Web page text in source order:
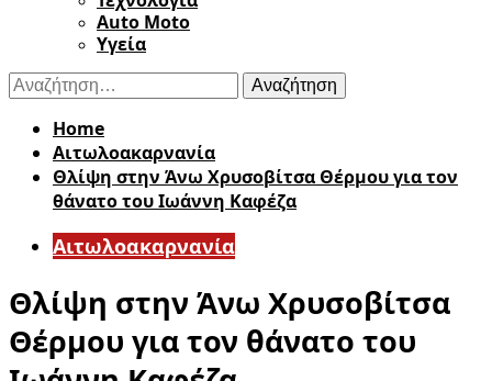
Auto Moto
Υγεία
Αναζήτηση
για:
Home
Αιτωλοακαρνανία
Θλίψη στην Άνω Χρυσοβίτσα Θέρμου για τον
θάνατο του Ιωάννη Καφέζα
Αιτωλοακαρνανία
Θλίψη στην Άνω Χρυσοβίτσα
Θέρμου για τον θάνατο του